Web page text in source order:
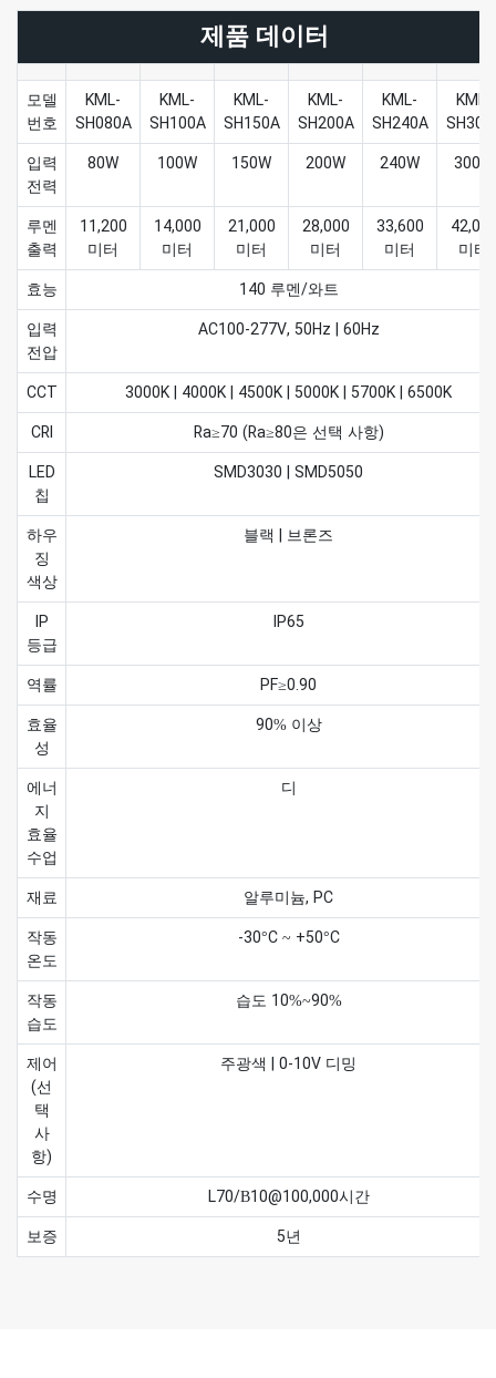
제품 데이터
모델
번호
KML-
SH080A
KML-
SH100A
KML-
SH150A
KML-
SH200A
KML-
SH240A
KML-
입력
전력
80W 100W 150W 200W 240W 300W
루멘
출력
11,200
미터
14,000
미터
21,000
미터
28,000
미터
33,600
미터
미터
효능
140 루멘/와트
입력
전압
AC100-277V, 50Hz | 60Hz
CCT
3000K | 4000K | 4500K | 5000K | 5700K | 6500K
CRI
Ra≥70 (Ra≥80은 선택 사항)
LED
칩
SMD3030 | SMD5050
하우
징
색상
블랙 | 브론즈
IP
등급
IP65
역률
PF≥0.90
효율
성
90% 이상
에너
지
효율
수업
디
재료
알루미늄, PC
작동
온도
-30°C ~ +50°C
작동
습도
습도 10%~90%
제어
(선
택
사
항)
주광색 | 0-10V 디밍
수명
L70/B10@100,000시간
보증
5년